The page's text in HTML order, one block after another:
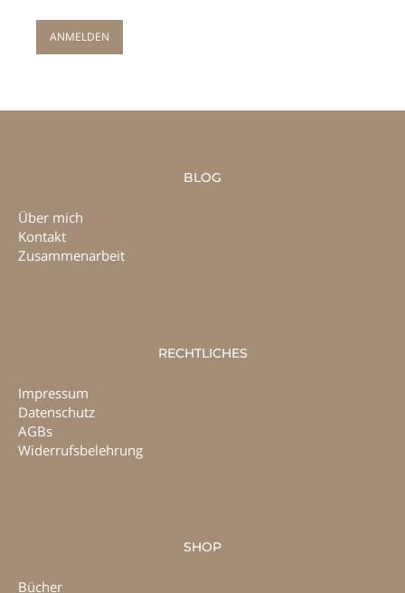
BLOG
Über mich
Kontakt
Zusammenarbeit
RECHTLICHES
Impressum
Datenschutz
AGBs
Widerrufsbelehrung
SHOP
Bücher